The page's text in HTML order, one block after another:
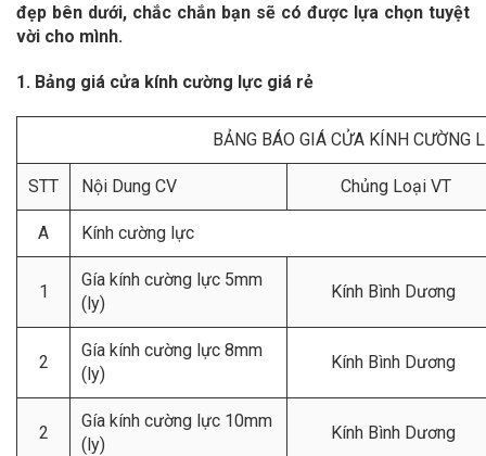
đẹp bên dưới, chắc chắn bạn sẽ có được lựa chọn tuyệt
vời cho mình.
1. Bảng giá cửa kính cường lực giá rẻ
BẢNG BÁO GIÁ CỬA KÍNH CƯỜNG
STT Nội Dung CV Chủng Loại VT
A Kính cường lực
1
Gía kính cường lực 5mm
(ly)
Kính Bình Dương
2
Gía kính cường lực 8mm
(ly)
Kính Bình Dương
2
Gía kính cường lực 10mm
(ly)
Kính Bình Dương